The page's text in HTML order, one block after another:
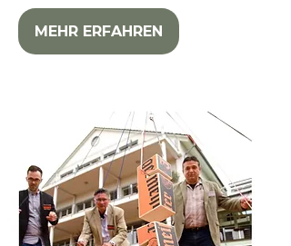
MEHR ERFAHREN